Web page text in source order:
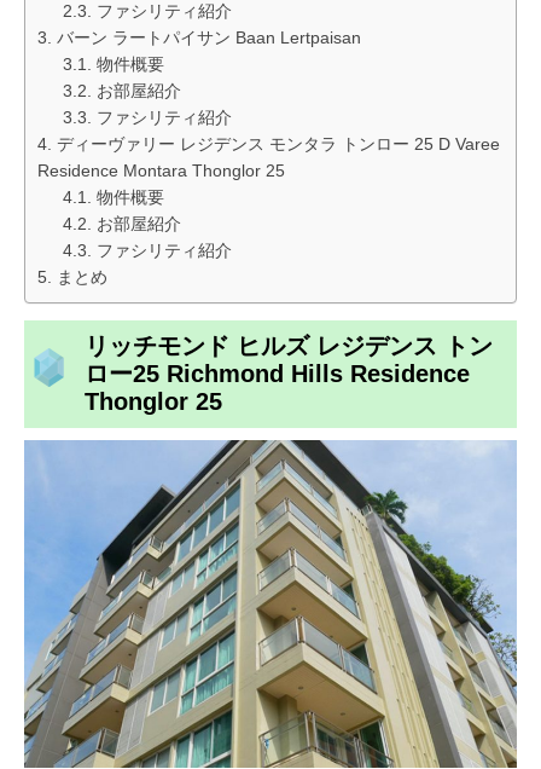
ファシリティ紹介
バーン ラートパイサン Baan Lertpaisan
物件概要
お部屋紹介
ファシリティ紹介
ディーヴァリー レジデンス モンタラ トンロー 25 D Varee
Residence Montara Thonglor 25
物件概要
お部屋紹介
ファシリティ紹介
まとめ
リッチモンド ヒルズ レジデンス トン
ロー25 Richmond Hills Residence
Thonglor 25